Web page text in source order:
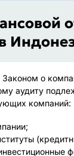
Законом о
аудиту
компаний: